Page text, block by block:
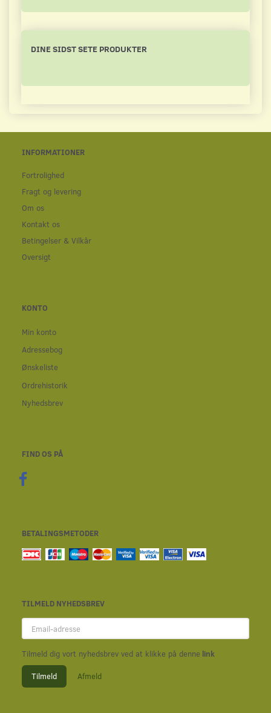
DINE SIDST SETE PRODUKTER
INFORMATIONER
Fortrolighed
Fragt og levering
Om os
Kontakt os
Betingelser & Vilkår
Oversigt
KONTO
Min konto
Adressebog
Ønskeliste
Ordrehistorik
Nyhedsbrev
FIND OS PÅ
BETALINGSMETODER
TILMELD NYHEDSBREV
Email-
adresse
Tilmeld dig vort nyhedsbrev ved at klikke på denne link
Tilmeld Afmeld